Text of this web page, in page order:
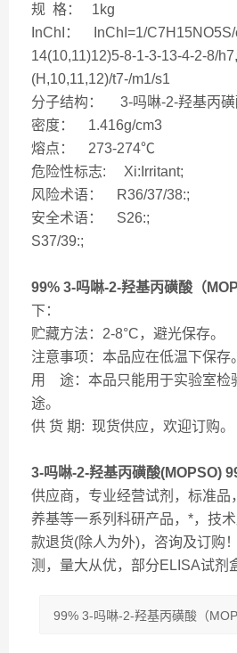
规 格： 1kg
InChI： InChI=1/C7H15NO5S/
14(10,11)12)5-8-1-3-13-4-2-8/
(H,10,11,12)/t7-/m1/s1
分子结构： 3-吗啉-2-羟基丙磺
密度： 1.416g/cm3
熔点： 273-274℃
危险性标志: Xi:Irritant;
风险术语： R36/37/38:;
安全术语： S26:;
S37/39:;
99% 3-吗啉-2-羟基丙磺酸（
下：
贮藏方法：2-8°C，避光保存。
注意事项：本品应在低温下保存。
用 途：本品只能用于实验室检
途。
供 货 期: 现货供应，欢迎订购。
3-吗啉-2-羟基丙磺酸(MOPSO)
供应商，专业经营试剂，标准品
养基等一系列科研产品，*，技
款退货(除人为外)，咨询及订购
测，量大从优，部分ELISA试剂